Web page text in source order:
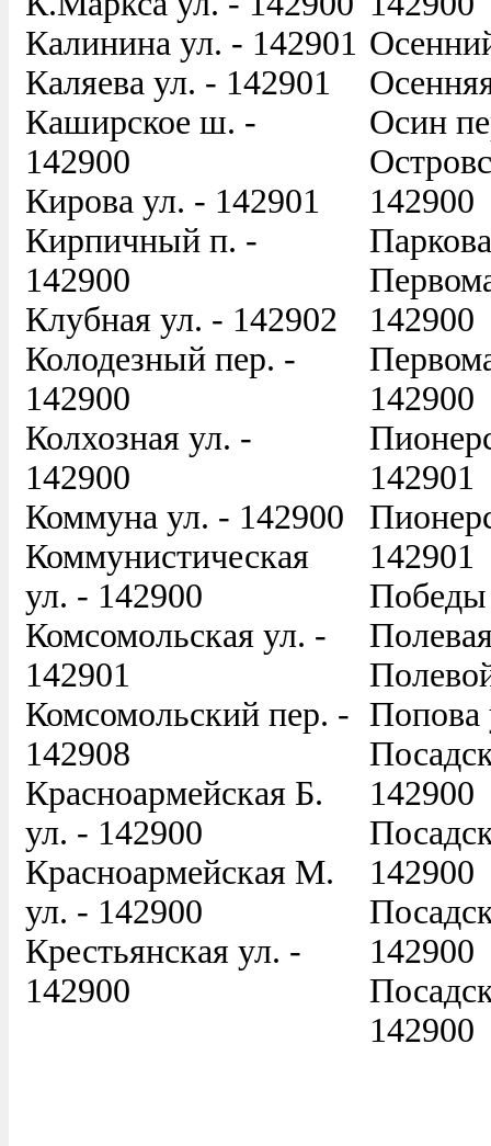
Калинина ул. - 142901
Каляева ул. - 142901
Каширское ш. -
142900
Кирова ул. - 142901
Кирпичный п. -
142900
Клубная ул. - 142902
Колодезный пер. -
142900
Колхозная ул. -
142900
Коммуна ул. - 142900
Коммунистическая
ул. - 142900
Комсомольская ул. -
142901
Комсомольский пер. -
142908
Красноармейская Б.
ул. - 142900
Красноармейская М.
ул. - 142900
Крестьянская ул. -
142900
Осин
142900
142900
142900
142901
142901
Победы
Попова
142900
142900
142900
142900